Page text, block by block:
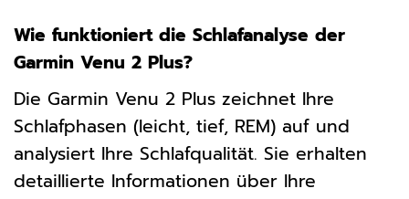
Wie funktioniert die Schlafanalyse der
Garmin Venu 2 Plus?
Die Garmin Venu 2 Plus zeichnet Ihre
Schlafphasen (leicht, tief, REM) auf und
analysiert Ihre Schlafqualität. Sie erhalten
detaillierte Informationen über Ihre